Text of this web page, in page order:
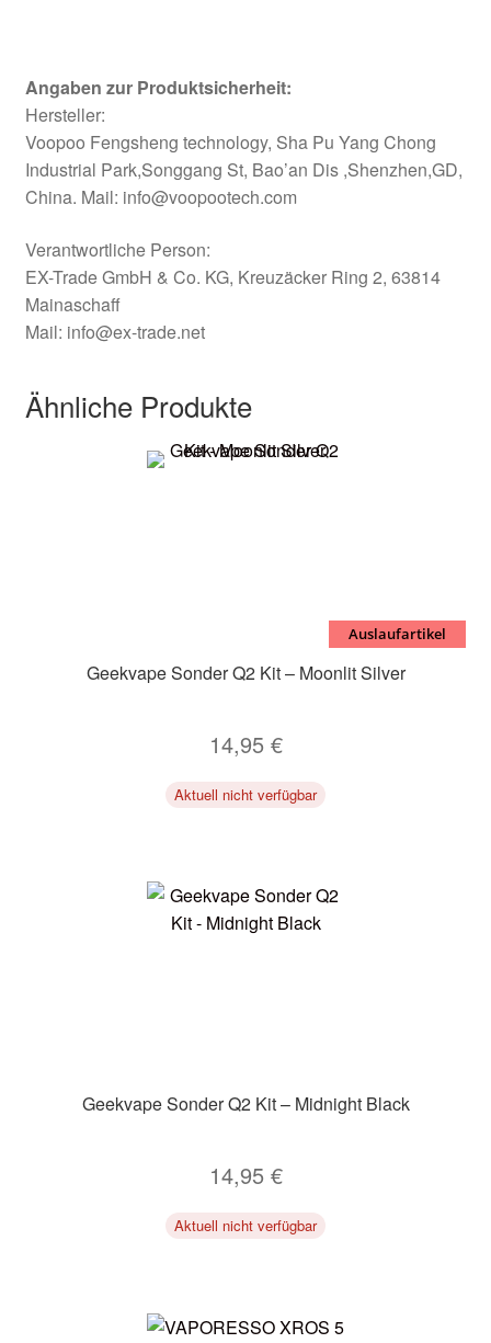
Angaben zur Produktsicherheit:
Hersteller:
Voopoo Fengsheng technology, Sha Pu Yang Chong
Industrial Park,Songgang St, Bao’an Dis ,Shenzhen,GD,
China. Mail: info@voopootech.com
Verantwortliche Person:
EX-Trade GmbH & Co. KG, Kreuzäcker Ring 2, 63814
Mainaschaff
Mail: info@ex-trade.net
Ähnliche Produkte
Auslaufartikel
Geekvape Sonder Q2 Kit – Moonlit Silver
14,95 €
Aktuell nicht verfügbar
Geekvape Sonder Q2 Kit – Midnight Black
14,95 €
Aktuell nicht verfügbar